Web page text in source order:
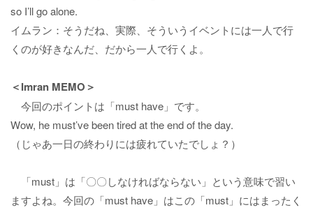
so I’ll go alone.
イムラン：そうだね、実際、そういうイベントには一人で行
くのが好きなんだ、だから一人で行くよ。
＜Imran MEMO＞
今回のポイントは「must have」です。
Wow, he must’ve been tired at the end of the day.
（じゃあ一日の終わりには疲れていたでしょ？）
「must」は「〇〇しなければならない」という意味で習い
ますよね。今回の「must have」はこの「must」にはまったく